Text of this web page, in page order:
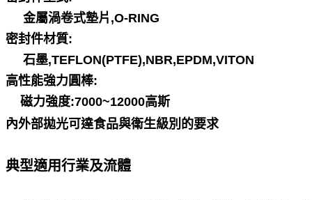
金屬渦卷式墊片,O-RING
密封件材質:
石墨,TEFLON(PTFE),NBR,EPDM,VITON
高性能強力圓棒:
磁力強度:7000~12000高斯
內外部拋光可達食品與衛生級別的要求
典型適用行業及流體